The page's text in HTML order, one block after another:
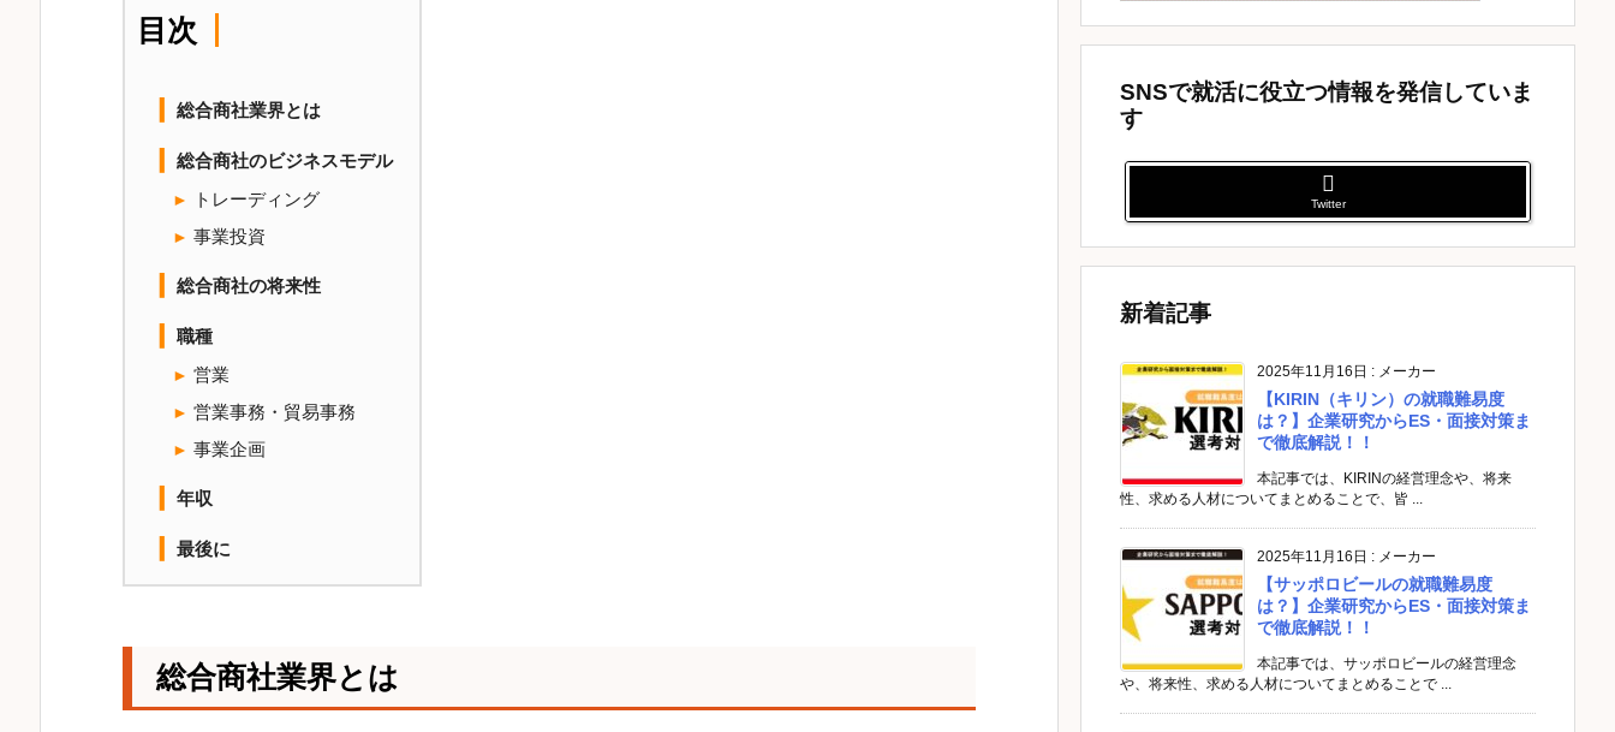
目次
総合商社業界とは
総合商社のビジネスモデル
トレーディング
事業投資
総合商社の将来性
職種
営業
営業事務・貿易事務
事業企画
年収
最後に
総合商社業界とは
SNSで就活に役立つ情報を発信していま
す
Twitter
新着記事
2025年11月16日 : メーカー
【KIRIN（キリン）の就職難易度
は？】企業研究からES・面接対策ま
で徹底解説！！
本記事では、KIRINの経営理念や、将来
性、求める人材についてまとめることで、皆 ...
2025年11月16日 : メーカー
【サッポロビールの就職難易度
は？】企業研究からES・面接対策ま
で徹底解説！！
本記事では、サッポロビールの経営理念
や、将来性、求める人材についてまとめることで ...